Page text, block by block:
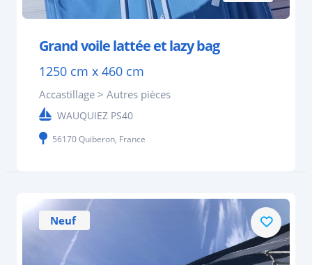
Grand voile lattée et lazy bag
1250 cm x 460 cm
Accastillage > Autres pièces
WAUQUIEZ PS40
56170 Quiberon, France
Neuf